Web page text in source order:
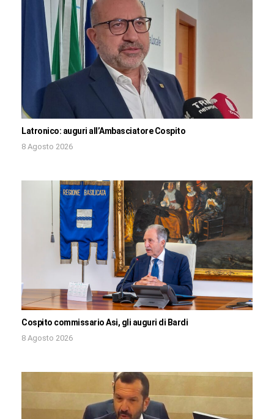
Latronico: auguri all’Ambasciatore Cospito
8 Agosto 2026
Cospito commissario Asi, gli auguri di Bardi
8 Agosto 2026